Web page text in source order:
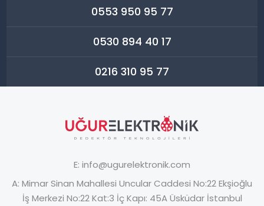
0553 950 95 77
0530 894 40 17
0216 310 95 77
E: info@ugurelektronik.com
A: Mimar Sinan Mahallesi Uncular Caddesi No:22 Ekşioğlu
İş Merkezi No:22 Kat:3 İç Kapı: 45A Üsküdar İstanbul